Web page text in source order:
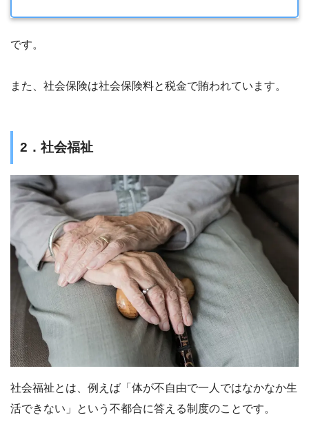
です。
また、社会保険は社会保険料と税金で賄われています。
2．社会福祉
社会福祉とは、例えば「体が不自由で一人ではなかなか生
活できない」という不都合に答える制度のことです。